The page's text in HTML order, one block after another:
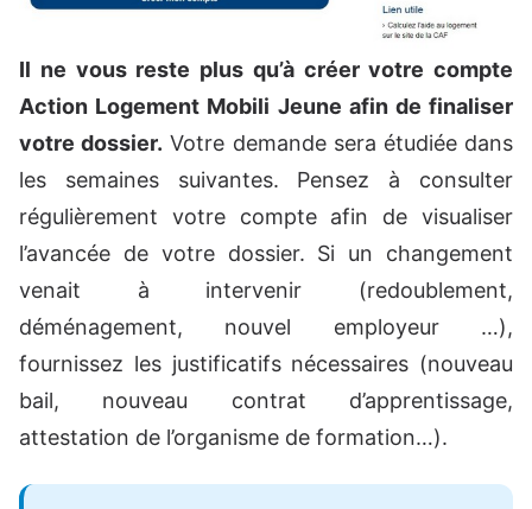
Il ne vous reste plus qu’à créer votre compte
Action Logement Mobili Jeune afin de finaliser
votre dossier. Votre demande sera étudiée dans
les semaines suivantes. Pensez à consulter
régulièrement votre compte afin de visualiser
l’avancée de votre dossier. Si un changement
venait à intervenir (redoublement,
déménagement, nouvel employeur …),
fournissez les justificatifs nécessaires (nouveau
bail, nouveau contrat d’apprentissage,
attestation de l’organisme de formation…).